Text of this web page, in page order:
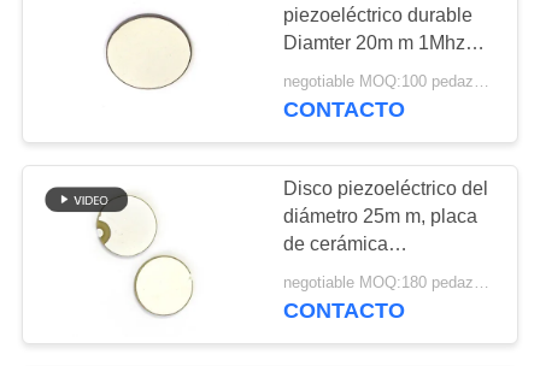
CITA
Sensor llano
ultrasónico
28
piezoeléctrico durable
Diamter 20m m 1Mhz
para la cabeza
ultrasónica de la belleza
CONTACTO
Disco piezoeléctrico del
diámetro 25m m, placa
de cerámica
piezoeléctrica redonda
2Mhz
negotiable MOQ:180 pedazos/pedazos
CONTACTO